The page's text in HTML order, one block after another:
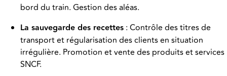
bord du train. Gestion des aléas.
La sauvegarde des recettes : Contrôle des titres de
transport et régularisation des clients en situation
irrégulière. Promotion et vente des produits et services
SNCF.